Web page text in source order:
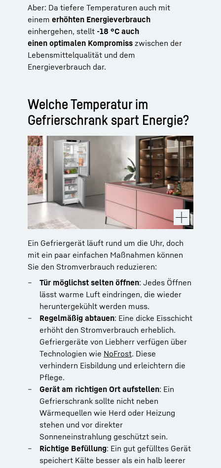
Aber: Da tiefere Temperaturen auch mit
einem erhöhten Energieverbrauch
einhergehen, stellt -18 °C auch
einen optimalen Kompromiss zwischen der
Lebensmittelqualität und dem
Energieverbrauch dar.
Welche Temperatur im
Gefrierschrank spart Energie?
Ein Gefriergerät läuft rund um die Uhr, doch
mit ein paar einfachen Maßnahmen können
Sie den Stromverbrauch reduzieren:
Tür möglichst selten öffnen: Jedes Öffnen
lässt warme Luft eindringen, die wieder
heruntergekühlt werden muss.
Regelmäßig abtauen: Eine dicke Eisschicht
erhöht den Stromverbrauch erheblich.
Gefriergeräte von Liebherr verfügen über
Technologien wie NoFrost. Diese
verhindern Eisbildung und erleichtern die
Pflege.
Gerät am richtigen Ort aufstellen: Ein
Gefrierschrank sollte nicht neben
Wärmequellen wie Herd oder Heizung
stehen und vor direkter
Sonneneinstrahlung geschützt sein.
Richtige Befüllung: Ein gut gefülltes Gerät
speichert Kälte besser als ein halb leerer